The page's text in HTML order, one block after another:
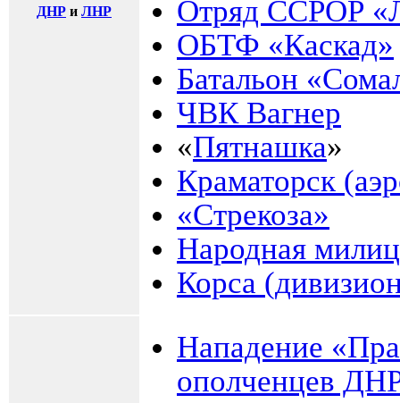
ДНР и ЛНР
Отряд ССРОР
ОБТФ «Каскад»
Батальон
ЧВК Вагнер
«Пятнашка»
Краматорск
«Стрекоза»
Народная
Корса
Нападение
ополченцев